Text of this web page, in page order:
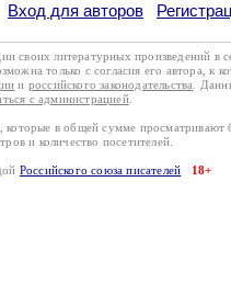
Вход для авторов
своих литературных произведений в
только с согласия его автора, к
и российского законодательства .
с администрацией.
в общей сумме
и количество посетителей.
Российского союза писателей 18+